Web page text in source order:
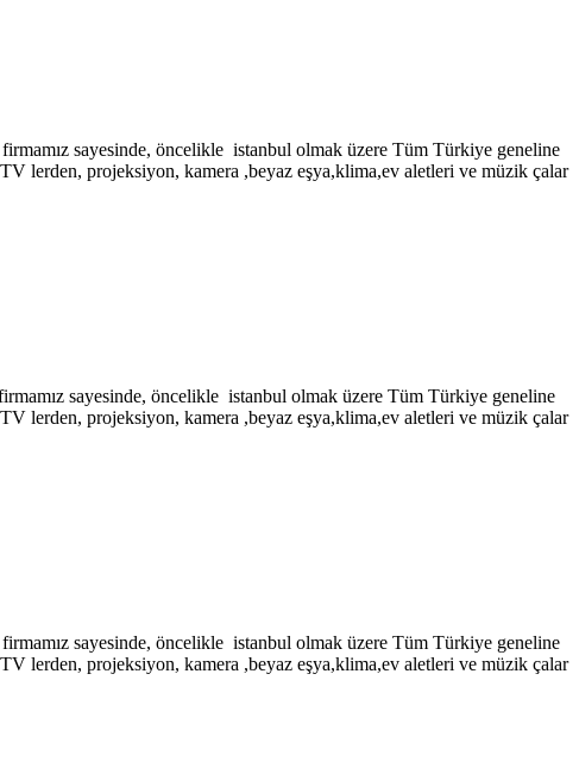
sayesinde, öncelikle istanbul olmak üzere Tüm Türkiye geneline
lerden, projeksiyon, kamera ,beyaz eşya,klima,ev aletleri ve müzik çalar
sayesinde, öncelikle istanbul olmak üzere Tüm Türkiye geneline
lerden, projeksiyon, kamera ,beyaz eşya,klima,ev aletleri ve müzik çalar
sayesinde, öncelikle istanbul olmak üzere Tüm Türkiye geneline
lerden, projeksiyon, kamera ,beyaz eşya,klima,ev aletleri ve müzik çalar